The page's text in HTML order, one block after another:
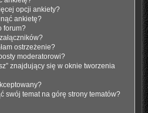
opcji ankiety?
ankietę?
forum?
ostrzeżenie?
moderatorowi?
znajdujący się w oknie tworzenia
swój temat na górę strony tematów?